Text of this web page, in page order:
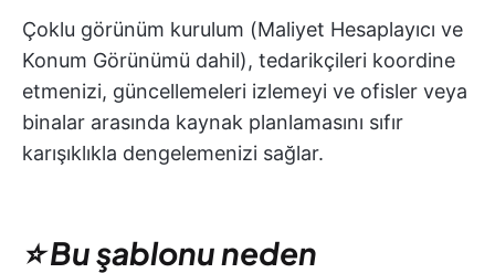
Çoklu görünüm kurulum (Maliyet Hesaplayıcı ve
Konum Görünümü dahil), tedarikçileri koordine
etmenizi, güncellemeleri izlemeyi ve ofisler veya
binalar arasında kaynak planlamasını sıfır
karışıklıkla dengelemenizi sağlar.
⭐ Bu şablonu neden